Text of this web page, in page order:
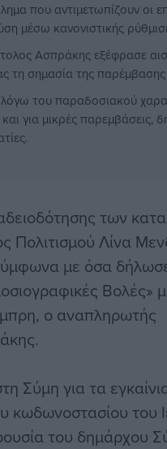
που αντιμετωπίζουν οι
μέσω κανονιστικής
Ασπράκης εξέφρασε
τη σημασία της
λόγω του παραδοσιακού
για μικρές παρεμβάσεις,
των
Πολιτισμού Λίνα
με όσα
Βολές»
ο αναπληρωτής
Σύμη για τα
κωδωνοστασίου του
του δημάρχου